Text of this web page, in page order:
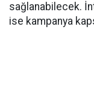
sağlanabilecek.
ise kampanya